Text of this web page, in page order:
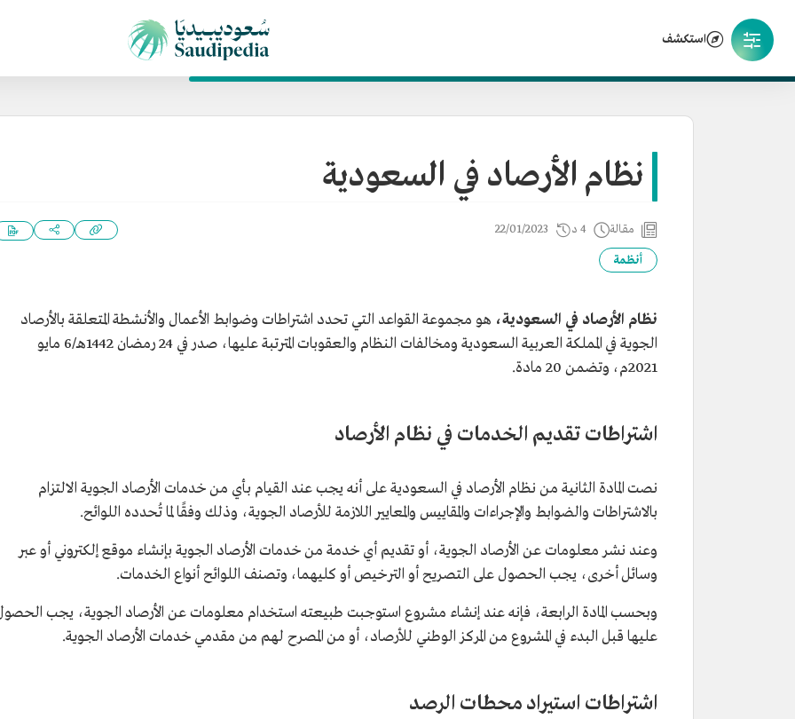
استكشف
نظام الأرصاد في السعودية
مقالة 4 د 22/01/2023
أنظمة
نظام الأرصاد في السعودية، هو مجموعة القواعد التي تحدد اشتراطات وضوابط الأعمال والأنشطة المتعلقة بالأرصاد
الجوية في المملكة العربية السعودية ومخالفات النظام والعقوبات المترتبة عليها، صدر في 24 رمضان 1442هـ/6 مايو
2021م، وتضمن 20 مادة.
اشتراطات تقديم الخدمات في نظام الأرصاد
نصت المادة الثانية من نظام الأرصاد في السعودية على أنه يجب عند القيام بأي من خدمات الأرصاد الجوية الالتزام
بالاشتراطات والضوابط والإجراءات والمقاييس والمعايير اللازمة للأرصاد الجوية، وذلك وفقًا لما تُحدده اللوائح.
وعند نشر معلومات عن الأرصاد الجوية، أو تقديم أي خدمة من خدمات الأرصاد الجوية بإنشاء موقع إلكتروني أو عبر
وسائل أخرى، يجب الحصول على التصريح أو الترخيص أو كليهما، وتصنف اللوائح أنواع الخدمات.
وبحسب المادة الرابعة، فإنه عند إنشاء مشروع استوجبت طبيعته استخدام معلومات عن الأرصاد الجوية، يجب
عليها قبل البدء في المشروع من المركز الوطني للأرصاد، أو من المصرح لهم من مقدمي خدمات الأرصاد الجوية.
اشتراطات استيراد محطات الرصد